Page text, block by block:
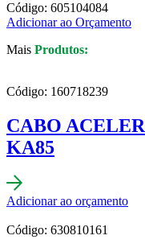
Código: 605104084
Adicionar ao Orçamento
Mais Produtos:
Código: 160718239
CABO
KA85
Adicionar ao orçamento
Código: 630810161